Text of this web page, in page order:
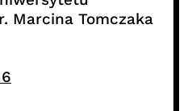
Marcina Tomczaka